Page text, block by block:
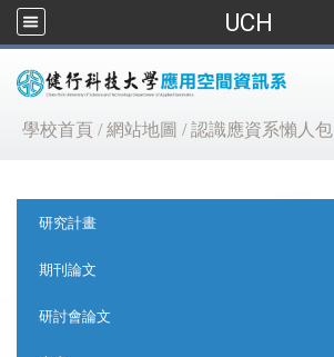
UCH
學校首頁 /網站地圖 /認識應資系懶人包
研究計畫
期刊論文
研討會論文